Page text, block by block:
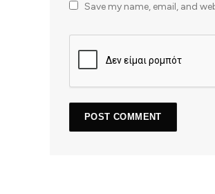
Save my name, email, and